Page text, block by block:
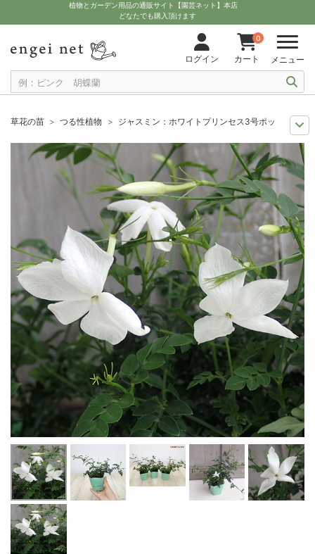
植物とガーデン用品の通販サイト【園芸ネット】本店
どなたでも購入頂けます
ログイン
0
カート メニュー
草花の苗 つる性植物
ジャスミン：ホワイトプリンセス3号ポット
おすすめ植物
ジャスミン ジャスミン：ホワイトプリンセス3号ポット